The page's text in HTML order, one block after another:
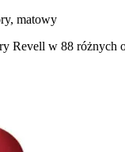
matowy
Revell w 88 różnych